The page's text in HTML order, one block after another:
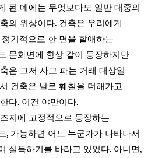
된 데에는 무엇보다도 일반 대중의
의 위상이다. 건축은 우리에게
기적으로 한 면을 할애하는
문화면에 항상 같이 등장하지만
은 그저 사고 파는 거래 대상일
건축은 날로 훼칠을 더해가고
다. 이건 야만이다.
지에 고정적으로 등장하는
, 가능하면 어느 누군가가 나타나서
설득하기를 바라고 있었다. 아니면,